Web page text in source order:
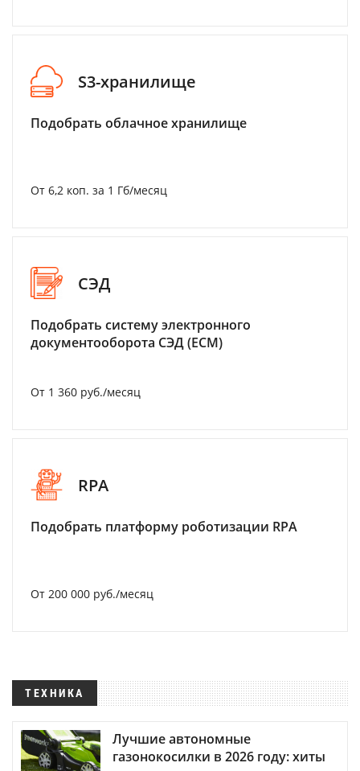
S3-хранилище
Подобрать облачное хранилище
От 6,2 коп. за 1 Гб/месяц
СЭД
Подобрать систему электронного
документооборота СЭД (ECM)
От 1 360 руб./месяц
RPA
Подобрать платформу роботизации RPA
От 200 000 руб./месяц
ТЕХНИКА
Лучшие автономные
газонокосилки в 2026 году: хиты